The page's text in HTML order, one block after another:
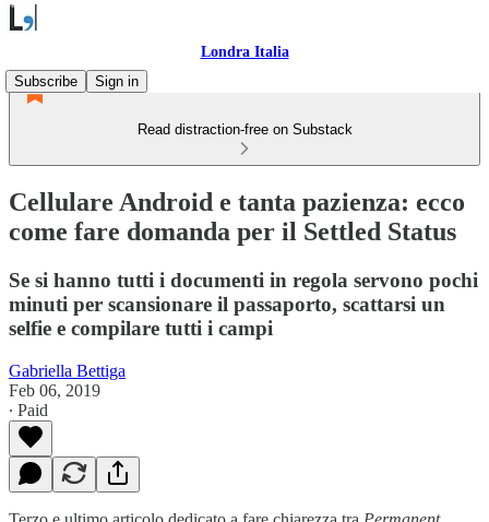
Londra Italia
Subscribe
Sign in
Read distraction-free on Substack
Cellulare Android e tanta pazienza: ecco
come fare domanda per il Settled Status
Se si hanno tutti i documenti in regola servono pochi
minuti per scansionare il passaporto, scattarsi un
selfie e compilare tutti i campi
Gabriella Bettiga
Feb 06, 2019
∙ Paid